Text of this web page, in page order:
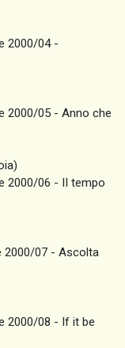
2000/04 -
2000/05 - Anno che
2000/06 - II tempo
2000/07 - Ascolta
2000/08 - If it be